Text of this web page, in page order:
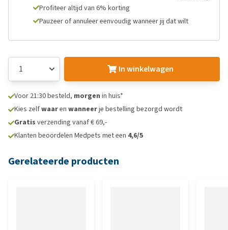
Profiteer altijd van 6% korting
Pauzeer of annuleer eenvoudig wanneer jij dat wilt
In winkelwagen
Voor 21:30 besteld, morgen in huis*
Kies zelfwaaren wanneerje bestelling bezorgd wordt
Gratis verzending vanaf € 69,-
Klanten beoordelen Medpets met een 4,6/5
Gerelateerde producten